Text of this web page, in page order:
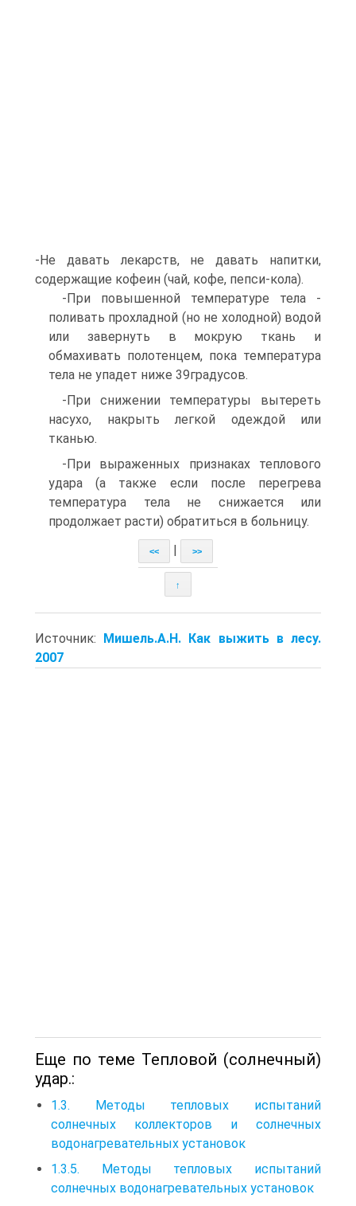
-Не давать лекарств, не давать напитки,
содержащие кофеин (чай, кофе, пепси-кола).
-При повышенной температуре тела -
поливать прохладной (но не холодной) водой
или завернуть в мокрую ткань и
обмахивать полотенцем, пока температура
тела не упадет ниже 39градусов.
-При снижении температуры вытереть
насухо, накрыть легкой одеждой или
тканью.
-При выраженных признаках теплового
удара (а также если после перегрева
температура тела не снижается или
продолжает расти) обратиться в больницу.
<< >>
↑
Источник: Мишель.А.Н. Как выжить в лесу.
2007
Еще по теме Тепловой (солнечный)
удар.:
1.3. Методы тепловых испытаний
солнечных коллекторов и солнечных
водонагревательных установок
1.3.5. Методы тепловых испытаний
солнечных водонагревательных установок